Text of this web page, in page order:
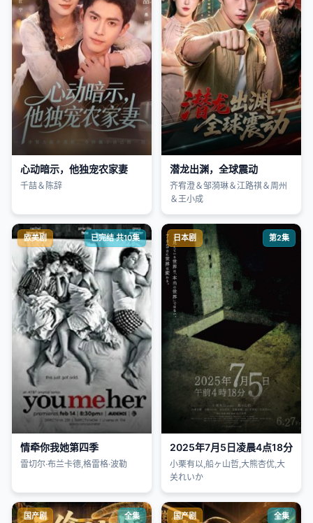
心动暗示，他独宠农家妻
千喆＆陈辞
潜龙出渊，全球震动
齐宥澄＆邹漪琳＆江路祺＆周州
＆王小成
欧美剧 已完结 共10集
情牵你我她第四季
雷切尔·布兰卡德,格雷格·波勒
日本剧 第2集
2025年7月5日凌晨4点18分
小栗有以,船ヶ山哲,大熊杏优,大
关れいか
国产剧 全集 国产剧 全集